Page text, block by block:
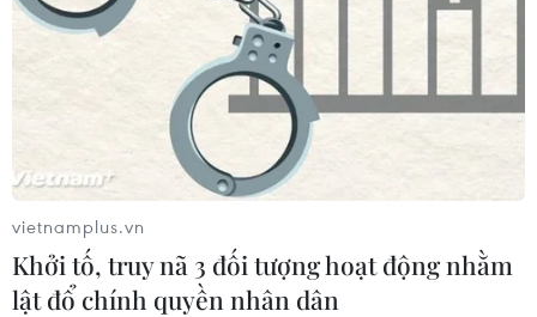
vietnamplus.vn
Khởi tố, truy nã 3 đối tượng hoạt động nhằm
lật đổ chính quyền nhân dân